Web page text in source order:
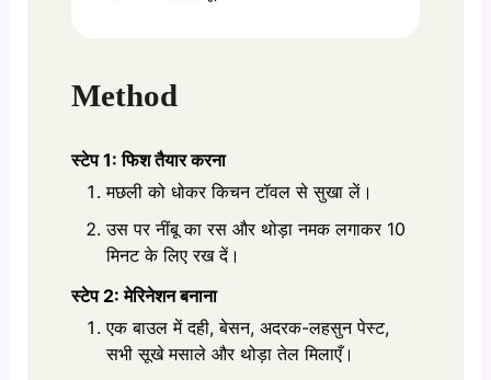
Method
स्टेप 1: फिश तैयार करना
मछली को धोकर किचन टॉवल से सुखा लें।
उस पर नींबू का रस और थोड़ा नमक लगाकर 10
मिनट के लिए रख दें।
स्टेप 2: मेरिनेशन बनाना
एक बाउल में दही, बेसन, अदरक-लहसुन पेस्ट,
सभी सूखे मसाले और थोड़ा तेल मिलाएँ।